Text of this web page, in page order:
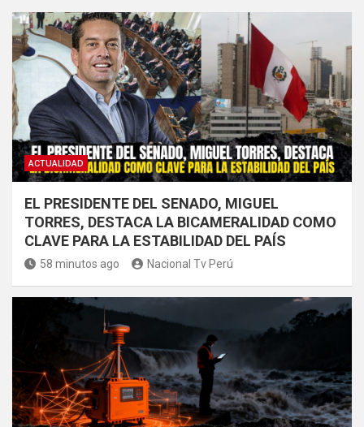
ACTUALIDAD
EL PRESIDENTE DEL SENADO, MIGUEL
TORRES, DESTACA LA BICAMERALIDAD COMO
CLAVE PARA LA ESTABILIDAD DEL PAÍS
58 minutos ago Nacional Tv Perú